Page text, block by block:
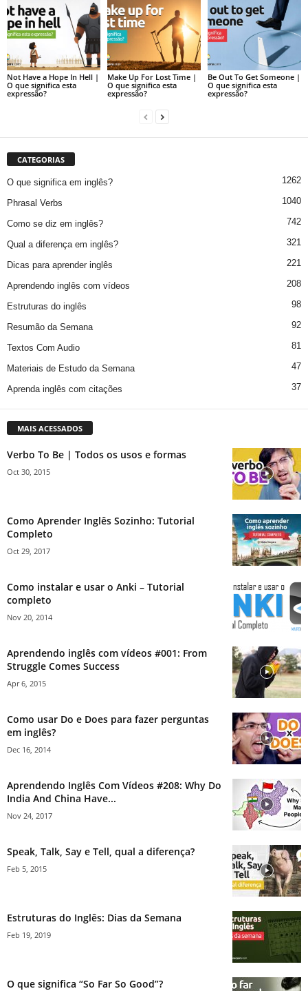
Not Have a Hope In Hell |
O que significa esta
expressão?
Make Up For Lost Time |
O que significa esta
expressão?
Be Out To Get Someone |
O que significa esta
expressão?
CATEGORIAS
O que significa em inglês? 1262
Phrasal Verbs 1040
Como se diz em inglês? 742
Qual a diferença em inglês? 321
Dicas para aprender inglês 221
Aprendendo inglês com vídeos 208
Estruturas do inglês 98
Resumão da Semana 92
Textos Com Audio 81
Materiais de Estudo da Semana 47
Aprenda inglês com citações 37
MAIS ACESSADOS
Verbo To Be | Todos os usos e formas
Oct 30, 2015
Como Aprender Inglês Sozinho: Tutorial
Completo
Oct 29, 2017
Como instalar e usar o Anki – Tutorial
completo
Nov 20, 2014
Aprendendo inglês com vídeos #001: From
Struggle Comes Success
Apr 6, 2015
Como usar Do e Does para fazer perguntas
em inglês?
Dec 16, 2014
Aprendendo Inglês Com Vídeos #208: Why Do
India And China Have...
Nov 24, 2017
Speak, Talk, Say e Tell, qual a diferença?
Feb 5, 2015
Estruturas do Inglês: Dias da Semana
Feb 19, 2019
O que significa “So Far So Good”?